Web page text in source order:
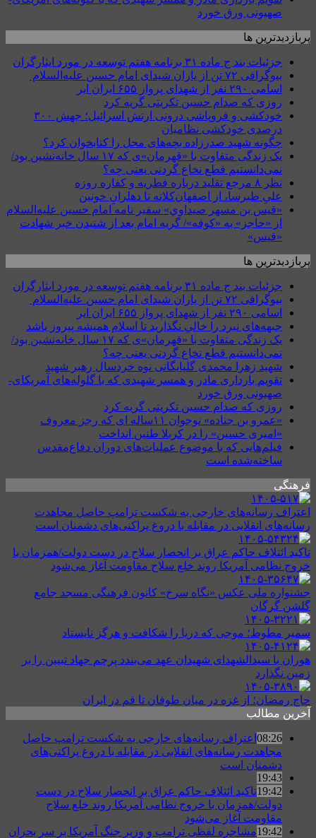
صهیونی ورق خورد
پربازدیدترین ها
جزئیات بند ج ماده ۳۱ برنامه هفتم توسعه در مورد ایثارگران
بیوگرافی ۷۲ تن از یاران شیدای امام حسین علیه‌السلام
اسامی ۲۹۰ نفر از شهدای پرواز ۶۵۵ ایران ایر
روزی که صدام حسین تکریتی گریه کرد
خودکشی و فروپاشی درونی ارتش اسرائیل؛ جهش ۳۰۰
درصدی خودکشی نظامیان
چگونه شهید صدرزاده بچه‌های محل را کتابخوان کرد؟
یک زندگی متفاوت با «قهرمان»ی که ۱۷ سال خانه‌نشین بود/
نمی‌دانستیم قطع نخاع گردنی یعنی چه؟
نظر ۸ مرجع تقلید درباره فطریه و کفاره روزه
علیِ طبرسا، از اصفهان‌کلاته تا دهلرانِ خونین
«قيس بن مسهر صيداوي» سفیر نامه امام حسین علیه‌السلام
از «حاجز» به «کوفه»/ گریه امام بعد از شنیدن خبر شهادت
«قیس»
پربازدیدترین ها
جزئیات بند ج ماده ۳۱ برنامه هفتم توسعه در مورد ایثارگران
بیوگرافی ۷۲ تن از یاران شیدای امام حسین علیه‌السلام
اسامی ۲۹۰ نفر از شهدای پرواز ۶۵۵ ایران ایر
جبهه‌های نبرد را خالي نگذاريد تا اسلام هميشه پيروز باشد
یک زندگی متفاوت با «قهرمان»ی که ۱۷ سال خانه‌نشین بود/
نمی‌دانستیم قطع نخاع گردنی یعنی چه؟
شهید زهرا محمدی گلپایگانی نوه خردسال رهبر شهید
تقویم بارداری مادر و همسر شهیدی که با گلوله‌های آمریکای-
صهیونی ورق خورد
روزی که صدام حسین تکریتی گریه کرد
«عمرو بن جناده» نوجوان ۱۱ساله ای که رجز معروف
«امیری حسین» را در کربلا طنین انداخت
فیلم‌هایی که با موضوع عملیات‌های دوران دفاع‌مقدس
ساخته‌شده است
فرهنگی
اعتراف رسانه‌های خارجی به شکست ترامپ حاصل مجاهدت
رسانه‌های انقلابی در مقابله با دروغ پراکنی‌های دشمنان است
تاکید ائتلاف حاکم عراق بر انحصار سلاح در دست دولت/همزمان با
خروج نظامی آمریکا روند خلع سلاح مقاومت آغاز می‌شود
جشنواره ملی عکس «نگاه سرخ» کانون فرهنگی مسجد جامع
گلشن گرگان
سمیر مطوط؛ موجی که دریا را شکافت و هرگز نایستاد
هوران با سیدالشهدای شهیدان عهد می‌بندد پرچم جهاد تبیین را بر
زمین نگذارد
حاج رمضان؛ از غزه در میان طوفان تا قم در ایران
آخرین مطالب
08:26 اعتراف رسانه‌های خارجی به شکست ترامپ حاصل
مجاهدت رسانه‌های انقلابی در مقابله با دروغ پراکنی‌های
دشمنان است
19:43
19:42تاکید ائتلاف حاکم عراق بر انحصار سلاح در دست
دولت/همزمان با خروج نظامی آمریکا روند خلع سلاح
مقاومت آغاز می‌شود
19:42مشاجره لفظی ترامپ و وزیر جنگ آمریکا بر سر بحران